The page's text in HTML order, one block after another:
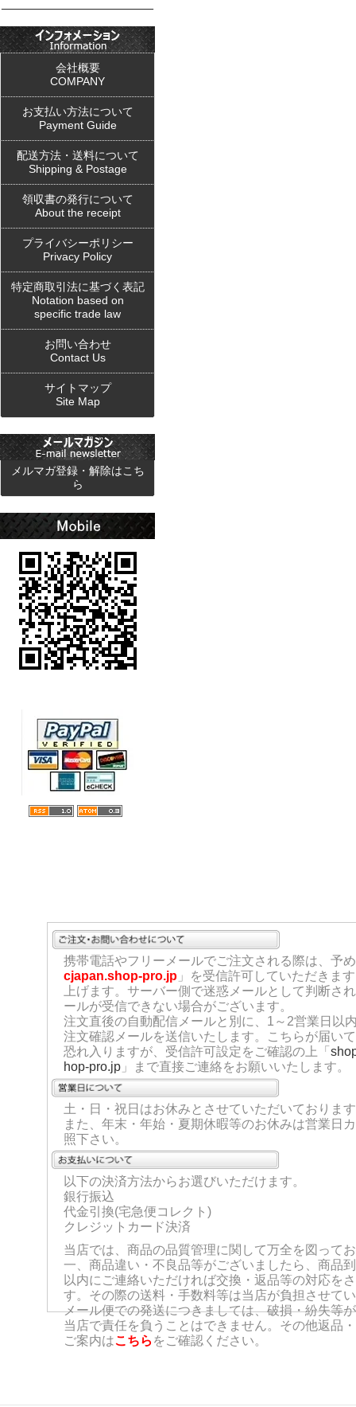
会社概要
COMPANY
お支払い方法について
Payment Guide
配送方法・送料について
Shipping & Postage
領収書の発行について
About the receipt
プライバシーポリシー
Privacy Policy
特定商取引法に基づく表記
Notation based on
specific trade law
お問い合わせ
Contact Us
サイトマップ
Site Map
メルマガ登録・解除はこち
ら
携帯電話やフリーメールでご注文される際は、予
cjapan.shop-pro.jp 」を受信許可していただきま
上げます。サーバー側で迷惑メールとして判断さ
ールが受信できない場合がございます。
注文直後の自動配信メールと別に、1～2営業日以
注文確認メールを送信いたします。こちらが届い
恐れ入りますが、受信許可設定をご確認の上「
hop-pro.jp 」まで直接ご連絡をお願いいたします。
土・日・祝日はお休みとさせていただいておりま
また、年末・年始・夏期休暇等のお休みは営業日
照下さい。
以下の決済方法からお選びいただけます。
銀行振込
代金引換(宅急便コレクト)
クレジットカード決済
当店では、商品の品質管理に関して万全を図って
一、商品違い・不良品等がございましたら、商品
以内にご連絡いただければ交換・返品等の対応を
す。その際の送料・手数料等は当店が負担させて
メール便での発送につきましては、破損・紛失等
当店で責任を負うことはできません。その他返品
ご案内はこちら をご確認ください。